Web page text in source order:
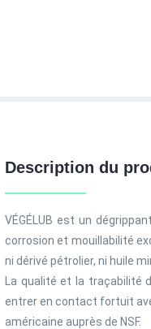
Description du
VÉGÉLUB est un
corrosion et mouillabilité
ni dérivé pétrolier, ni huile
La qualité et la traçabilité
entrer en contact fortuit
américaine auprès de NSF.